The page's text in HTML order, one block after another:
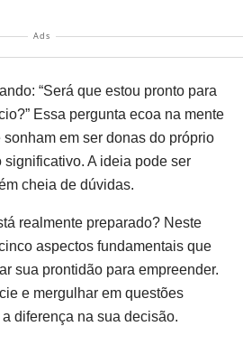
Ads
“Será que estou pronto para
Essa pergunta ecoa na mente
em ser donas do próprio
A ideia pode ser
cheia de dúvidas.
realmente preparado? Neste
aspectos fundamentais que
sua prontidão para empreender.
e mergulhar em questões
diferença na sua decisão.